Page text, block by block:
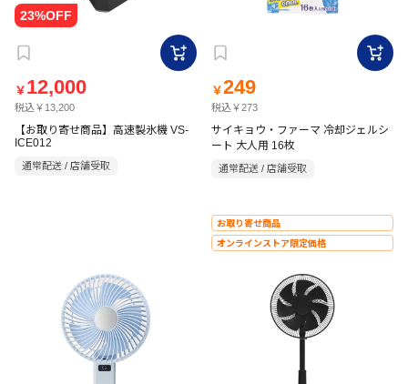
￥ 12,000
税込￥13,200
【お取り寄せ商品】高速製氷機 VS-
ICE012
通常配送 / 店舗受取
￥249
税込￥273
サイキョウ・ファーマ 冷却ジェルシ
ート 大人用 16枚
通常配送 / 店舗受取
お取り寄せ商品
オンラインストア限定価格